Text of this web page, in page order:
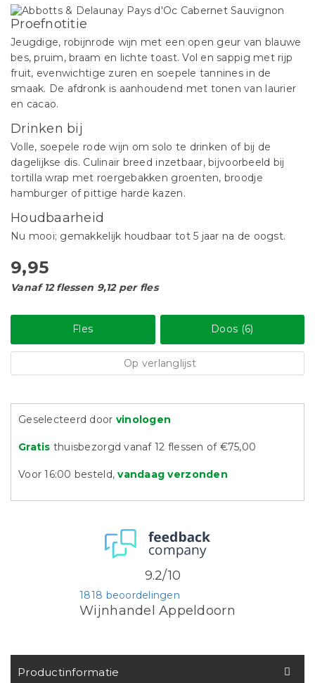
Proefnotitie
Jeugdige, robijnrode wijn met een open geur van blauwe
bes, pruim, braam en lichte toast. Vol en sappig met rijp
fruit, evenwichtige zuren en soepele tannines in de
smaak. De afdronk is aanhoudend met tonen van laurier
en cacao.
Drinken bij
Volle, soepele rode wijn om solo te drinken of bij de
dagelijkse dis. Culinair breed inzetbaar, bijvoorbeeld bij
tortilla wrap met roergebakken groenten, broodje
hamburger of pittige harde kazen.
Houdbaarheid
Nu mooi; gemakkelijk houdbaar tot 5 jaar na de oogst.
9,95
Vanaf 12 flessen 9,12 per fles
Fles Doos (6)
Op verlanglijst
Geselecteerd door vinologen
Gratis thuisbezorgd vanaf 12 flessen of €75,00
Voor 16:00 besteld,vandaag verzonden
Wijnhandel Appeldoorn
1818 beoordelingen
9.2/10
Productinformatie